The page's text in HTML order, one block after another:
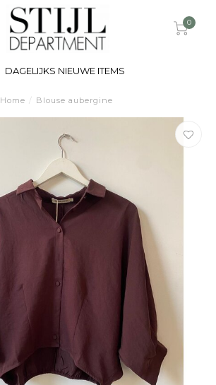
0
DAGELIJKS NIEUWE ITEMS
Home / Blouse aubergine